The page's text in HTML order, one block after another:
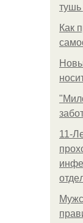
Как
11-